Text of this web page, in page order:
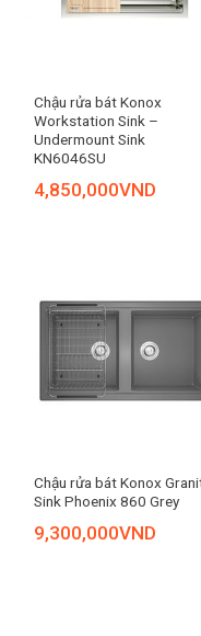
Chậu rửa bát Konox
Workstation Sink –
Undermount Sink
KN6046SU
4,850,000VND
Chậu rửa bát Konox
Sink Phoenix 860 Grey
9,300,000VND